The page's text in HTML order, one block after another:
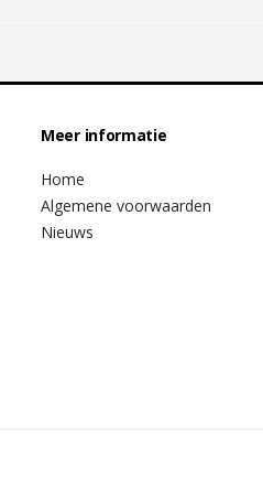
Meer informatie
Home
Algemene voorwaarden
Nieuws